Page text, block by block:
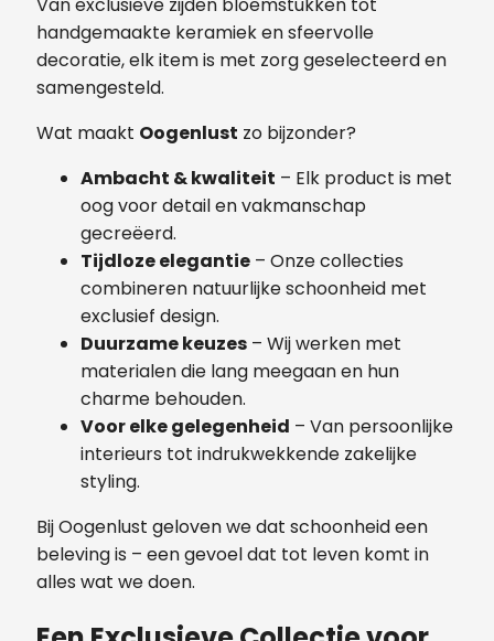
handgemaakte keramiek en sfeervolle
decoratie, elk item is met zorg geselecteerd en
samengesteld.
Wat maakt Oogenlust zo bijzonder?
Ambacht & kwaliteit – Elk product is met
oog voor detail en vakmanschap
gecreëerd.
Tijdloze elegantie – Onze collecties
combineren natuurlijke schoonheid met
exclusief design.
Duurzame keuzes – Wij werken met
materialen die lang meegaan en hun
charme behouden.
Voor elke gelegenheid – Van persoonlijke
interieurs tot indrukwekkende zakelijke
styling.
Bij Oogenlust geloven we dat schoonheid een
beleving is – een gevoel dat tot leven komt in
alles wat we doen.